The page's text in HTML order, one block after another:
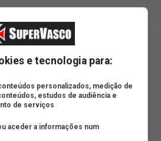
e tecnologia para:
personalizados, medição de
estudos de audiência e
de serviços
aceder a informações num